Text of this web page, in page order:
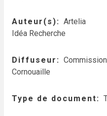
Auteur(s)
Artelia
Idéa Recherche
Diffuseur
Cornouaille
Type de document